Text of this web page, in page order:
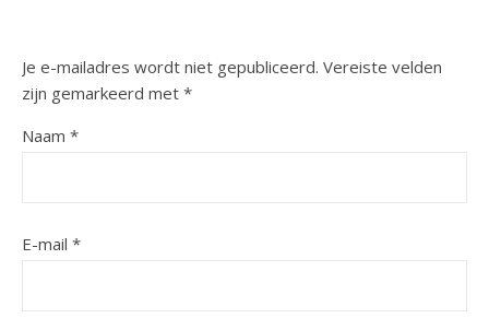
Je e-mailadres wordt niet gepubliceerd. Vereiste velden
zijn gemarkeerd met *
Naam *
E-mail *